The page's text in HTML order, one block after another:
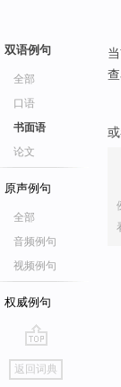
双语例句
全部
口语
书面语
论文
原声例句
全部
音频例句
视频例句
权威例句
go
top
返回词典